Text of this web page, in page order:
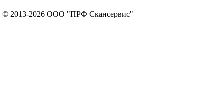
© 2013-2026 ООО "ПРФ Скансервис"